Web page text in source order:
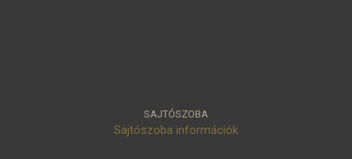
SAJTÓSZOBA
Sajtószoba információk